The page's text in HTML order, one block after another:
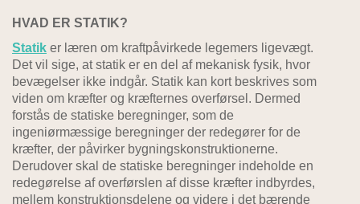
HVAD ER STATIK?
Statik er læren om kraftpåvirkede legemers ligevægt.
Det vil sige, at statik er en del af mekanisk fysik, hvor
bevægelser ikke indgår. Statik kan kort beskrives som
viden om kræfter og kræfternes overførsel. Dermed
forstås de statiske beregninger, som de
ingeniørmæssige beregninger der redegører for de
kræfter, der påvirker bygningskonstruktionerne.
Derudover skal de statiske beregninger indeholde en
redegørelse af overførslen af disse kræfter indbyrdes,
mellem konstruktionsdelene og videre i det bærende